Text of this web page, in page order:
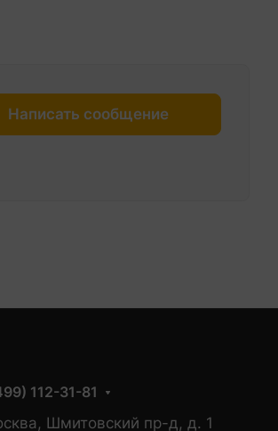
Написать сообщение
112-31-81
Шмитовский пр-д, д. 1